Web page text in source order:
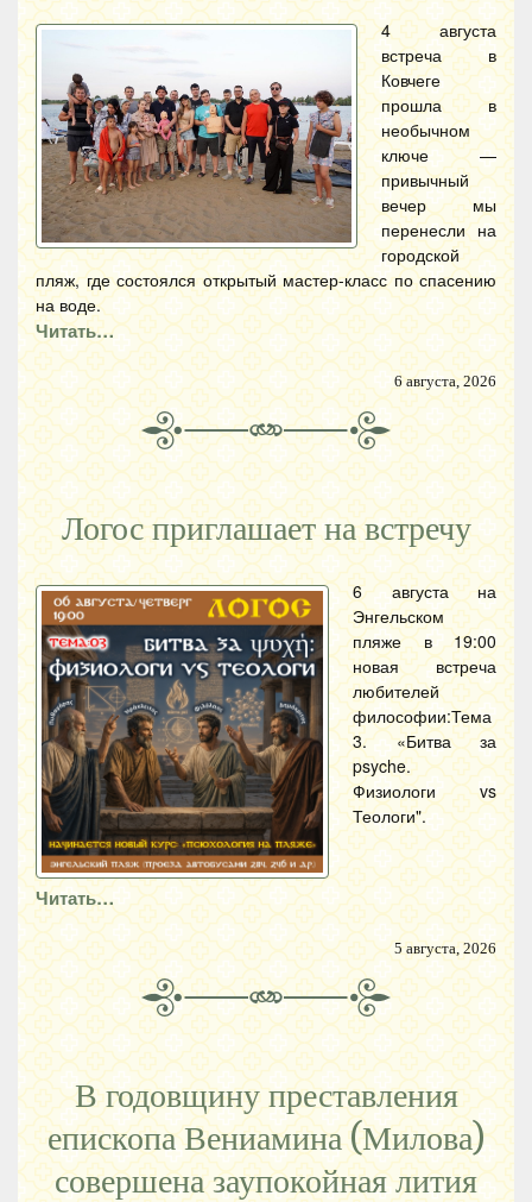
4 августа
встреча в
Ковчеге
прошла в
необычном
ключе —
привычный
вечер мы
перенесли на
городской
пляж, где состоялся открытый мастер-класс по спасению
на воде.
Читать…
6 августа, 2026
Логос приглашает на встречу
6 августа на
Энгельском
пляже в 19:00
новая встреча
любителей
философии:Тема
3. «Битва за
psyche.
Физиологи vs
Теологи".
Читать…
5 августа, 2026
В годовщину преставления
епископа Вениамина (Милова)
совершена заупокойная лития